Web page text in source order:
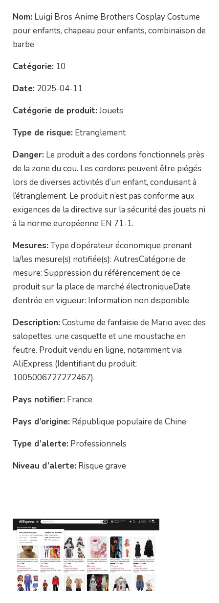
Nom: Luigi Bros Anime Brothers Cosplay Costume
pour enfants, chapeau pour enfants, combinaison de
barbe
Catégorie: 10
Date: 2025-04-11
Catégorie de produit: Jouets
Type de risque: Etranglement
Danger: Le produit a des cordons fonctionnels près
de la zone du cou. Les cordons peuvent être piégés
lors de diverses activités d’un enfant, conduisant à
l’étranglement. Le produit n’est pas conforme aux
exigences de la directive sur la sécurité des jouets ni
à la norme européenne EN 71-1.
Mesures: Type d’opérateur économique prenant
la/les mesure(s) notifiée(s): AutresCatégorie de
mesure: Suppression du référencement de ce
produit sur la place de marché électroniqueDate
d’entrée en vigueur: Information non disponible
Description: Costume de fantaisie de Mario avec des
salopettes, une casquette et une moustache en
feutre. Produit vendu en ligne, notamment via
AliExpress (Identifiant du produit:
1005006727272467).
Pays notifier: France
Pays d’origine: République populaire de Chine
Type d’alerte: Professionnels
Niveau d’alerte: Risque grave